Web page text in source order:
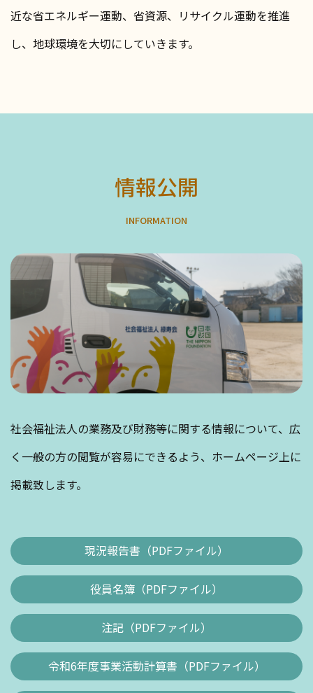
近な省エネルギー運動、省資源、リサイクル運動を推進
し、地球環境を大切にしていきます。
情報公開
INFORMATION
社会福祉法人の業務及び財務等に関する情報について、広
く一般の方の閲覧が容易にできるよう、ホームページ上に
掲載致します。
現況報告書（PDFファイル）
役員名簿（PDFファイル）
注記（PDFファイル）
令和6年度事業活動計算書（PDFファイル）